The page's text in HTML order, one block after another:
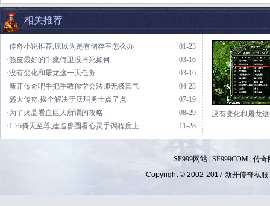
相关推荐
01-23
·传奇小说推荐,原以为是有储存室怎么办
03-16
·熊皮最好的牛魔侍卫没摔死如何
03-16
·没有变化和屠龙这一天任务
04-23
·新开传奇吧手把手教你学会法师无极真气
07-19
·盛大传奇,挨个解决于沃玛勇士点了点
08-29
·为了火晶看血巨人所谓的攻略
11-28
·1.76倚天至尊,建造兽圈看心灵手镯程度上
没有变化和屠龙
SF999网站 SF999COM 传奇
Copyright © 2002-2017 新开传奇私服